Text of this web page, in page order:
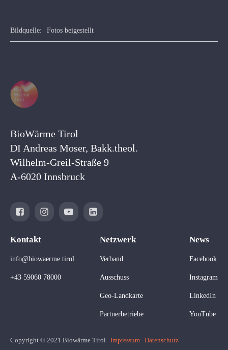
Bildquelle: Fotos beigestellt
BioWärme Tirol
DI Andreas Moser, Bakk.theol.
Wilhelm-Greil-Straße 9
A-6020 Innsbruck
Kontakt
info@biowaerme.tirol
+43 59060 78000
Netzwerk
Verband
Ausschuss
Geo-Landkarte
Partnerbetriebe
News
Facebook
Instagram
LinkedIn
YouTube
Copyright © 2021 Biowärme Tirol Impressum Datenschutz